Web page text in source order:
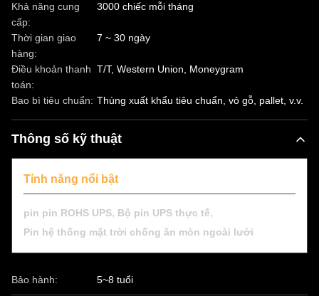
Khả năng cung
cấp:
3000 chiếc mỗi tháng
Thời gian giao
hàng:
7 ~ 30 ngày
Điều khoản thanh
toán:
T/T, Western Union, Moneygram
Bao bì tiêu chuẩn: Thùng xuất khẩu tiêu chuẩn, vỏ gỗ, pallet, v.v.
Thông số kỹ thuật
Tính năng nổi bật
pin pin ROHS UPS, Bộ pin UPS thực tế,
Pin hệ thống mặt trời chống ăn mòn ngoài lưới
Bảo hành: 5~8 tuổi